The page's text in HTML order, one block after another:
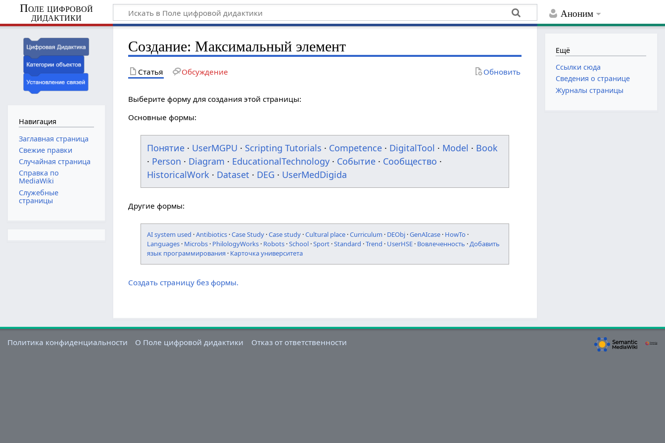
Аноним
Поле цифровой
дидактики
Создание: Максимальный элемент
Статья Обсуждение Обновить
Выберите форму для создания этой страницы:
Основные формы:
Понятие · UserMGPU · Scripting Tutorials · Competence · DigitalTool · Model · Book
· Person · Diagram · EducationalTechnology · Событие · Сообщество ·
HistoricalWork · Dataset · DEG · UserMedDigida
Другие формы:
AI system used ·Antibiotics ·Case Study ·Case study ·Cultural place ·Curriculum · DEObj ·GenAIcase · HowTo ·
Languages · Microbs · PhilologyWorks · Robots ·School ·Sport ·Standard ·Trend · UserHSE · Вовлеченность ·Добавить
язык программирования · Карточка университета
Создать страницу без формы.
Навигация
Заглавная страница
Свежие правки
Случайная страница
Справка по
MediaWiki
Служебные
страницы
Ещё
Ссылки сюда
Сведения о странице
Журналы страницы
Политика конфиденциальности О Поле цифровой дидактики Отказ от ответственности